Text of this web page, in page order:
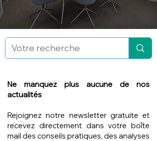
Ne manquez plus aucune de nos
actualités
Rejoignez notre newsletter gratuite et
recevez directement dans votre boîte
mail des conseils pratiques, des analyses